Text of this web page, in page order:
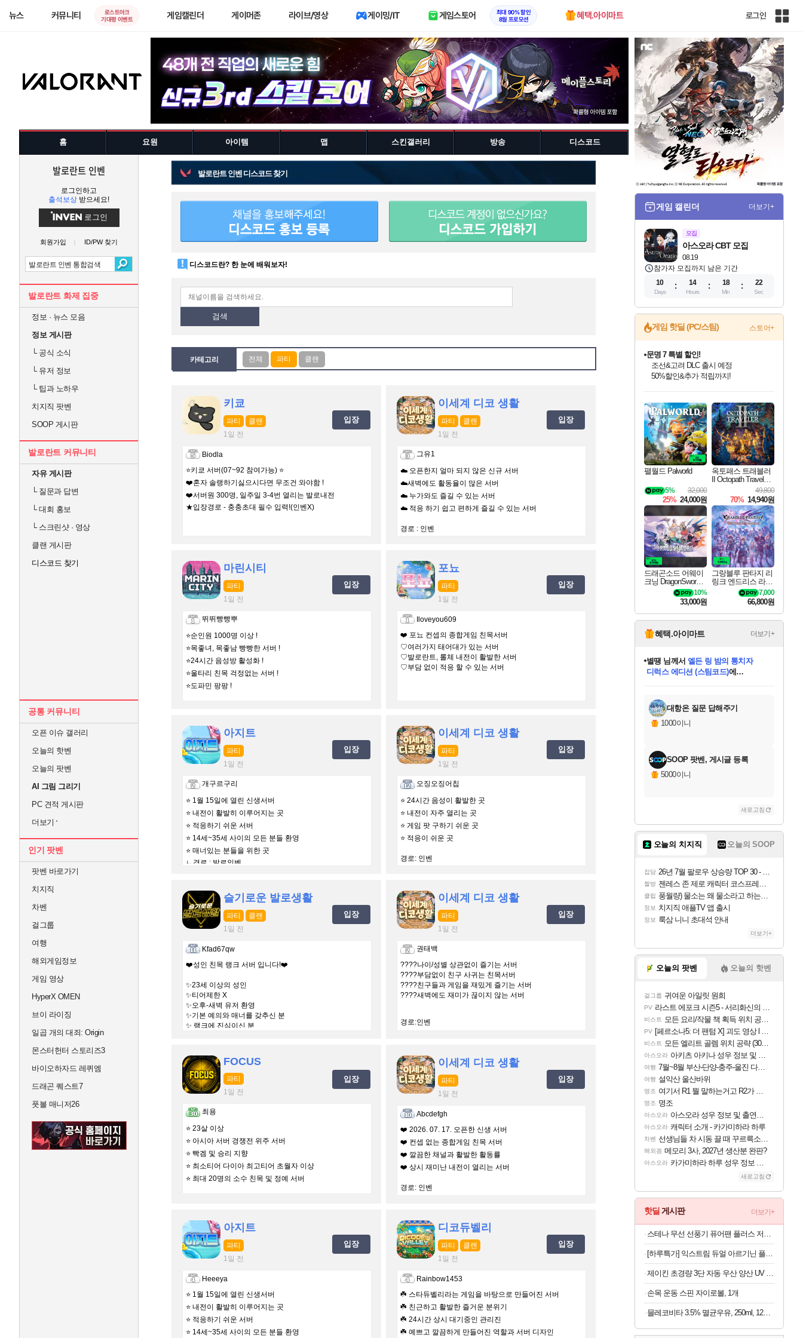
뉴스 커뮤니티
로스트아크
기대평 이벤트
게임캘린더 게이머존 라이브/영상 게이밍/IT 게임스토어
최대 90% 할인
8월 프로모션
혜택.아이마트 로그인
인
전
체
사
이
트
홈 요원 아이템 맵 스킨갤러리 방송 디스코드
발로란트 인벤
로그인하고
출석보상 받으세요!
로그인
회원가입 ID/PW 찾기
발로란트 화제 집중
정보 · 뉴스 모음
정보 게시판
└공식 소식
└유저 정보
└팁과 노하우
치지직 팟벤
SOOP 게시판
발로란트 커뮤니티
자유 게시판
└질문과 답변
└대회 홍보
└스크린샷 · 영상
클랜 게시판
디스코드 찾기
공통 커뮤니티
오픈 이슈 갤러리
오늘의 핫벤
오늘의 팟벤
AI 그림 그리기
PC 견적 게시판
더보기
인기 팟벤
팟벤 바로가기
치지직
차벤
걸그룹
여행
해외게임정보
게임 영상
HyperX OMEN
브이 라이징
일곱 개의 대죄: Origin
몬스터헌터 스토리즈3
바이오하자드 레퀴엠
드래곤 퀘스트7
풋볼 매니저26
발로란트 인벤 디스코드 찾기
디스코드란? 한 눈에 배워보자!
검색
카테고리
키쿄
파티
클랜
1일 전
입장
Biodla
⭐키쿄 서버(07~92 참여가능) ⭐
❤️혼자 솔랭하기싫으시다면 무조건 와야함 !
❤️서버원 300명, 일주일 3-4번 열리는 발로내전
★입장경로 - 충충초대 필수 입력!(인벤X)
이세계 디코 생활
파티
클랜
1일 전
입장
그유1
☁️ 오픈한지 얼마 되지 않은 신규 서버
☁️새벽에도 활동율이 많은 서버
☁️ 누가와도 즐길 수 있는 서버
☁️ 적응 하기 쉽고 편하게 즐길 수 있는 서버
경로 : 인벤
마린시티
파티
1일 전
입장
뛰뛰빵빵뿌
⭐순인원 1000명 이상 !
⭐목좋녀, 목좋남 빵빵한 서버 !
⭐24시간 음성방 활성화 !
⭐울타리 친목 걱정없는 서버 !
⭐도파민 팡팡 !
포뇨
파티
1일 전
입장
Iloveyou609
❤️ 포뇨 컨셉의 종합게임 친목서버
♡여러가지 태어대가 있는 서버
♡발로란트, 롤체 내전이 활발한 서버
♡부담 없이 적응 할 수 있는 서버
아지트
파티
1일 전
입장
개구르구리
⭐ 1월 15일에 열린 신생서버
⭐ 내전이 활발히 이루어지는 곳
⭐ 적응하기 쉬운 서버
⭐ 14세~35세 사이의 모든 분들 환영
⭐ 매너있는 분들을 위한 곳
ㄴ경로 : 발로인벤
이세계 디코 생활
파티
1일 전
입장
오징오징어칩
⭐️ 24시간 음성이 활발한 곳
⭐️ 내전이 자주 열리는 곳
⭐ 게임 팟 구하기 쉬운 곳
⭐️ 적응이 쉬운 곳
경로: 인벤
슬기로운 발로생활
파티
클랜
1일 전
입장
Kfad67qw
❤️성인 친목 랭크 서버 입니다!❤️
✨23세 이상의 성인
✨티어제한 X
✨오후-새벽 유저 환영
✨기본 예의와 매너를 갖추신 분
✨ 랭크에 진심이신 분
이세계 디코 생활
파티
1일 전
입장
권태백
????나이/성별 상관없이 즐기는 서버
????부담없이 친구 사귀는 친목서버
????친구들과 게임을 재밌게 즐기는 서버
????새벽에도 재미가 끊이지 않는 서버
경로:인벤
FOCUS
파티
1일 전
입장
최용
⭐ 23살 이상
⭐ 아시아 서버 경쟁전 위주 서버
⭐ 빡겜 및 승리 지향
⭐ 최소티어 다이아 최고티어 초월자 이상
⭐ 최대 20명의 소수 친목 및 정예 서버
이세계 디코 생활
파티
1일 전
입장
Abcdefgh
❤️ 2026. 07. 17. 오픈한 신생 서버
❤️ 컨셉 없는 종합게임 친목 서버
❤️ 깔끔한 채널과 활발한 활동률
❤️ 상시 재미난 내전이 열리는 서버
경로: 인벤
아지트
파티
1일 전
입장
Heeeya
⭐ 1월 15일에 열린 신생서버
⭐ 내전이 활발히 이루어지는 곳
⭐ 적응하기 쉬운 서버
⭐ 14세~35세 사이의 모든 분들 환영
디코듀벨리
파티
클랜
1일 전
입장
Rainbow1453
☘️ 스타듀벨리라는 게임을 바탕으로 만들어진 서버
☘️ 친근하고 활발한 즐거운 분위기
☘️ 24시간 상시 대기중인 관리진
☘️ 예쁘고 깔끔하게 만들어진 역할과 서버 디자인
게임 캘린더 더보기+
모집
08.19
아스오라 CBT 모집
참가자 모집까지 남은 기간
10
Days
14
Hours
18
Min
21
Sec
게임 핫딜 (PC/스팀) 스토어+
최대 90% 할인가를 만나보세요!
네이버혜택과 함께 만나보세요!
문명 7 특별 할인!
조선&고려 DLC 출시 예정
50%할인&추가 적립까지!
네이버 포인트 혜택까지!
이니&베니 혜택까지!
네이버 혜택가와 함께 예약하세요!
할인&네이버혜택으로 만나보세요!
네이버페이 혜택과 만나보세요!
40주년 프로모션으로 만나보세요!
할인가에 만나보세요!
일부 에디션 상시 할인!
혜택으로 예약 판매 중
편안하게 충전하세요
팰월드 Palworld
32,000
5%
25% 24,000원
옥토패스 트래블러
II Octopath Traveler I
49,800
70% 14,940원
드래곤소드 어웨이
크닝 DragonSword A
10%
33,000원
그랑블루 판타지 리
링크 엔드리스 라그
나로크 Granblue Fa
ntasy Relink Endless
7,000
66,800원
혜택.아이마트 더보기+
교환.
별땡 님께서 엘든 링 밤의 통치자
디럭스 에디션 (스팀코드)에
당첨되셨습니다.
당첨되셨습니다.
당첨되셨습니다.
당첨되셨습니다.
당첨되셨습니다.
당첨되셨습니다.
에디션 (스팀코드)를 교환.
당첨되셨습니다.
대항온 질문 답해주기
1000이니
SOOP 팟벤, 게시글 등록
5000이니
새로고침
오늘의 치지직 오늘의 SOOP
잡담 26년 7월 팔로우 상승량 TOP 30 - 월간 치지직
짤방 젠레스 존 제로 캐릭터 코스프레한 꽁주
클립 풍월량) 물소는 왜 물소라고 하는거야? 아! 그만 ㅋㅋ
정보 치지직 애플TV 앱 출시
정보 룩삼 니니 초대석 안내
더보기+
오늘의 팟벤 오늘의 핫벤
걸그룹 귀여운 아일릿 원희
PV 라스트 에포크 시즌5 - 서리화신의 분노 티저
비스트 모든 요리/작물 책 획득 위치 공략 (36개) - 미식가 도전과제
PV [페르소나5: 더 팬텀 X] 괴도 영상 l 타카마키 안·댄싱 스타
비스트 모든 엘리트 골렘 위치 공략 (30개) - 방랑 결투가
아스오라 아키츠 아키나 성우 정보 및 주요 필모
여행 7월~8월 부산-단양-충주-울진 다녀왔어요~
여행 설악산 울산바위
명조 여기서 R1 뭘 말하는거고 R2가 뭘말하는걸까요?
명조 명조
아스오라 아스오라 성우 정보 및 출연작 모음
아스오라 캐릭터 소개 - 카가미하라 하루
차벤 선생님들 차 시동 끌 때 꾸르륵소리나는데
해외겜 메모리 3사, 2027년 생산분 완판?
아스오라 카가미하라 하루 성우 정보 및 주요 필모
새로고침
핫딜 게시판 더보기+
스테나 무선 선풍기 퓨어팬 플러스 저소음 BLDC 가정용 아기 신생아
[하루특가] 익스트림 듀얼 아르기닌 플러스, 120정, 1개
제이킨 초경량 3단 자동 우산 양산 UV 자외선 차단, 핑크, 1개
손목 운동 스핀 자이로볼, 1개
믈레코비타 3.5% 멸균우유, 250ml, 12개, 1개